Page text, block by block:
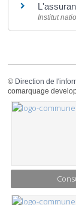
Institut
© Direction de
comarquage